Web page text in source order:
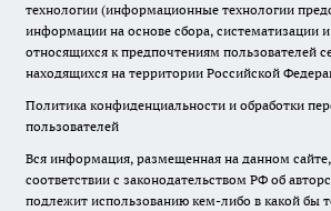
технологии (информационные технологии
информации на основе сбора, систематизации
относящихся к предпочтениям пользователей
находящихся на территории Российской
Политика конфиденциальности и обработки
пользователей
Вся информация, размещенная на данном сайте,
соответствии с законодательством РФ об
подлежит использованию кем-либо в какой бы